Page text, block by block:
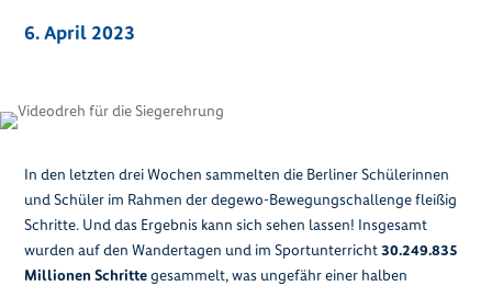
6. April 2023
In den letzten drei Wochen sammelten die Berliner Schülerinnen
und Schüler im Rahmen der degewo-Bewegungschallenge fleißig
Schritte. Und das Ergebnis kann sich sehen lassen! Insgesamt
wurden auf den Wandertagen und im Sportunterricht30.249.835
Millionen Schrittegesammelt, was ungefähr einer halben